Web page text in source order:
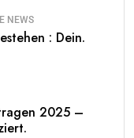
NEWS
: Dein.
2025 –